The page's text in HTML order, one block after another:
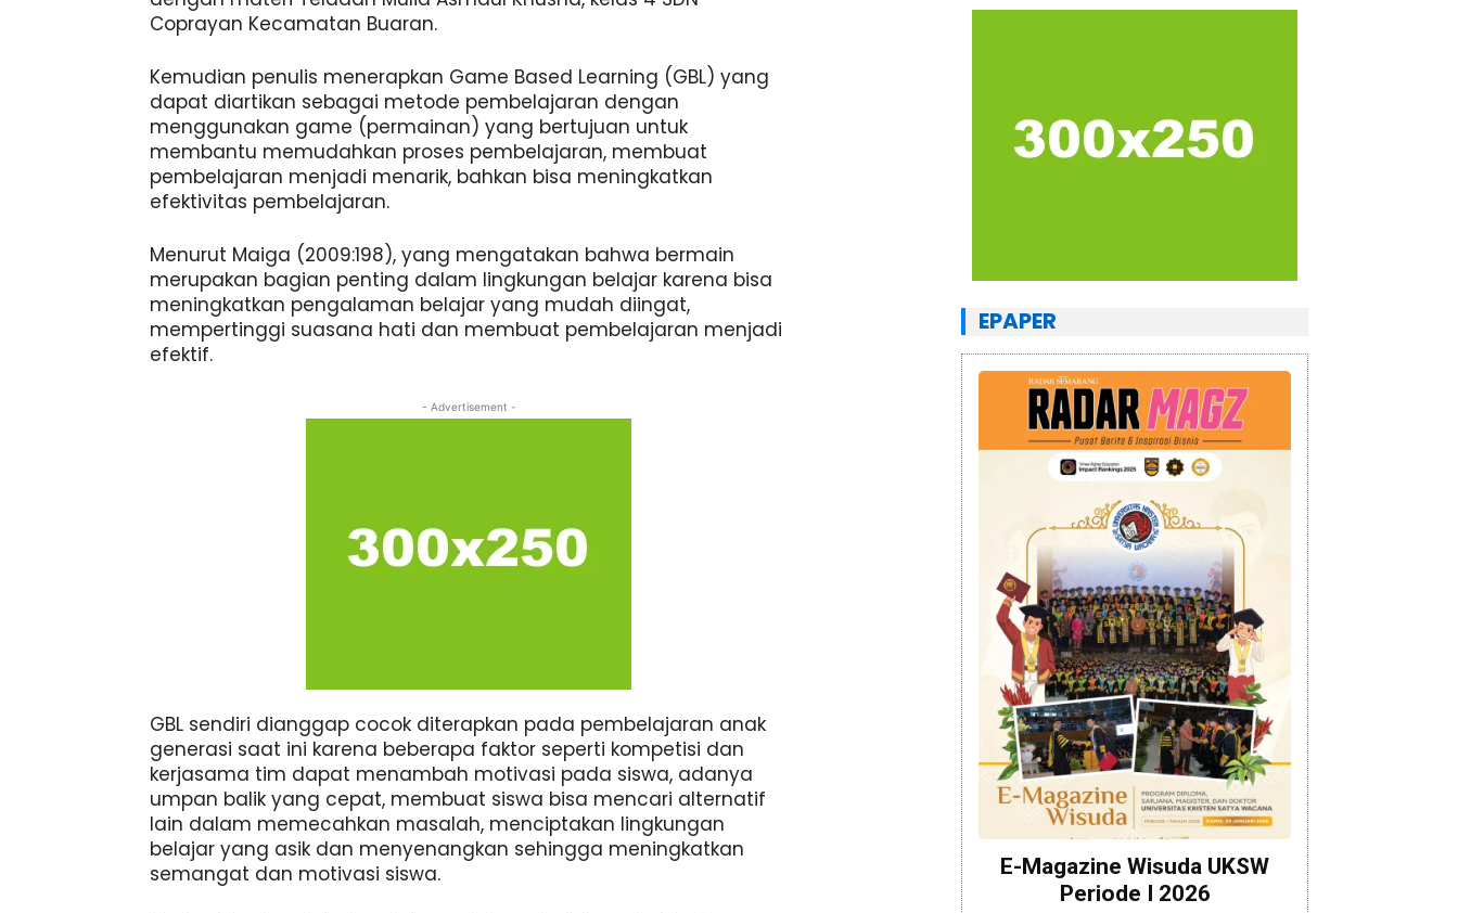
Coprayan Kecamatan Buaran.
Kemudian penulis menerapkan Game Based Learning (GBL) yang
dapat diartikan sebagai metode pembelajaran dengan
menggunakan game (permainan) yang bertujuan untuk
membantu memudahkan proses pembelajaran, membuat
pembelajaran menjadi menarik, bahkan bisa meningkatkan
efektivitas pembelajaran.
Menurut Maiga (2009:198), yang mengatakan bahwa bermain
merupakan bagian penting dalam lingkungan belajar karena bisa
meningkatkan pengalaman belajar yang mudah diingat,
mempertinggi suasana hati dan membuat pembelajaran menjadi
efektif.
- Advertisement -
GBL sendiri dianggap cocok diterapkan pada pembelajaran anak
generasi saat ini karena beberapa faktor seperti kompetisi dan
kerjasama tim dapat menambah motivasi pada siswa, adanya
umpan balik yang cepat, membuat siswa bisa mencari alternatif
lain dalam memecahkan masalah, menciptakan lingkungan
belajar yang asik dan menyenangkan sehingga meningkatkan
semangat dan motivasi siswa.
EPAPER
E-Magazine Wisuda UKSW
Periode I 2026